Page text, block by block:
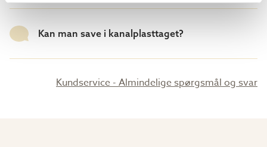
Kan man save i kanalplasttaget?
Kundservice - Almindelige spørgsmål og svar